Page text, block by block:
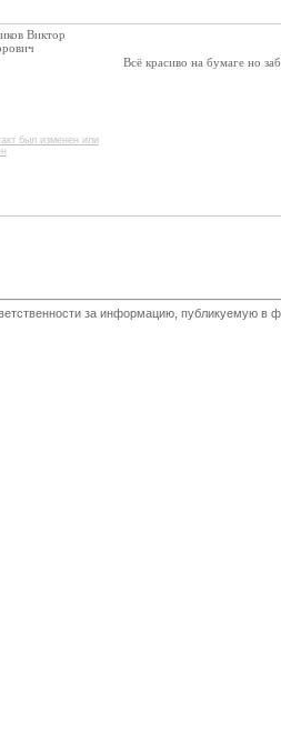
Виктор
был изменен или
Всё красиво на бумаге но
за информацию, публикуемую